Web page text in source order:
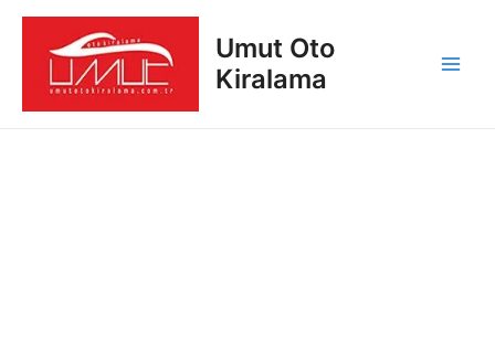
İçeriğe
Umut Oto
Kiralama